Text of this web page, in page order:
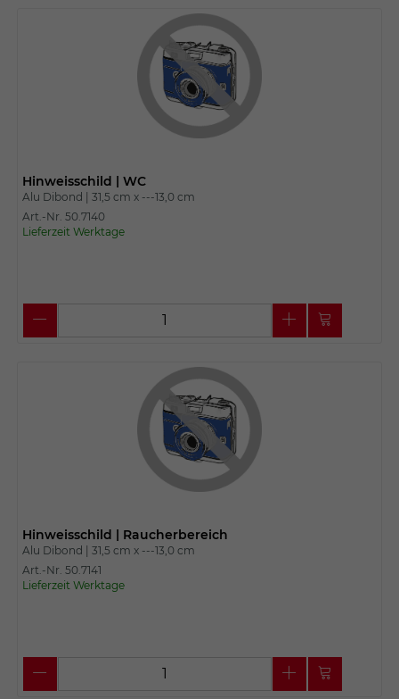
Hinweisschild | WC
Alu Dibond | 31,5 cm x ---13,0 cm
Art.-Nr. 50.7140
Lieferzeit Werktage
Hinweisschild | Raucherbereich
Alu Dibond | 31,5 cm x ---13,0 cm
Art.-Nr. 50.7141
Lieferzeit Werktage